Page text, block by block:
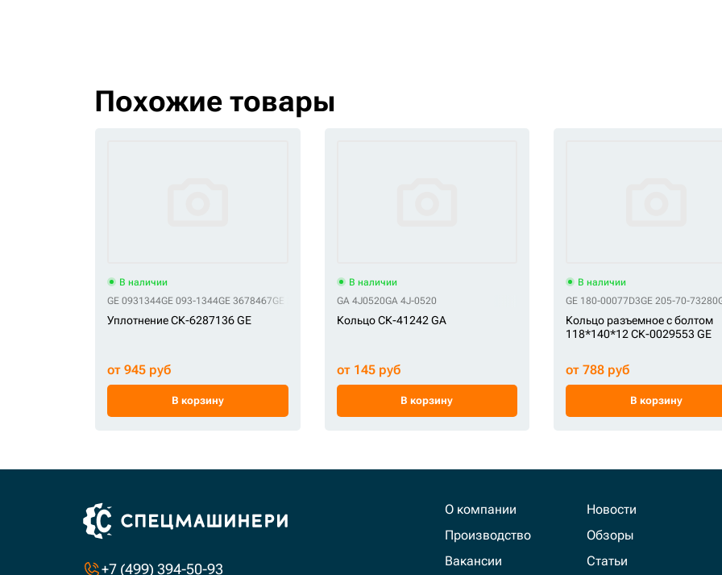
Похожие товары
В наличии
GE 0931344GE 093-1344GE 3678467GE 367-8467 GE E161-3051
Уплотнение СК-6287136 GE
от 945 руб
В корзину
В наличии
GA 4J0520GA 4J-0520
Кольцо СК-41242 GA
от 145 руб
В корзину
В наличии
GE 180-00077D3GE 205-70-73280
Кольцо разъемное с болтом
118*140*12 СК-0029553 GE
от 788 руб
В корзину
+7 (499) 394-50-93
О компании
Производство
Вакансии
Новости
Обзоры
Статьи